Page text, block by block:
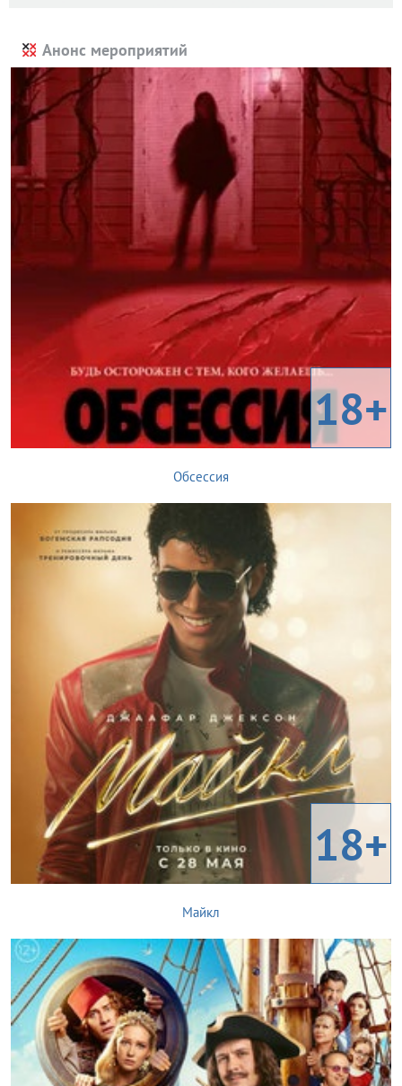
Анонс мероприятий
18+
Обсессия
18+
Майкл